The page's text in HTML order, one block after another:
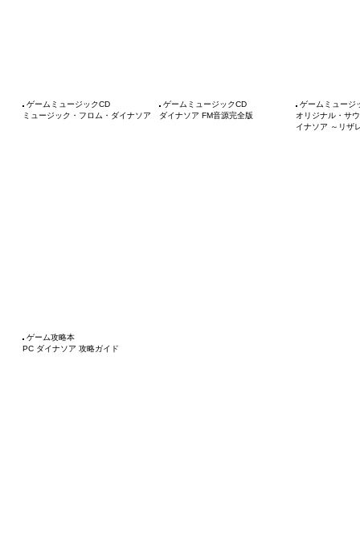
ゲームミュージックCD
ミュージック・フロム・ダイナソア
ゲームミュージックCD
ダイナソア FM音源完全版
ゲームミュージ
オリジナル・サ
イナソア ～リザ
ゲーム攻略本
PC ダイナソア 攻略ガイド